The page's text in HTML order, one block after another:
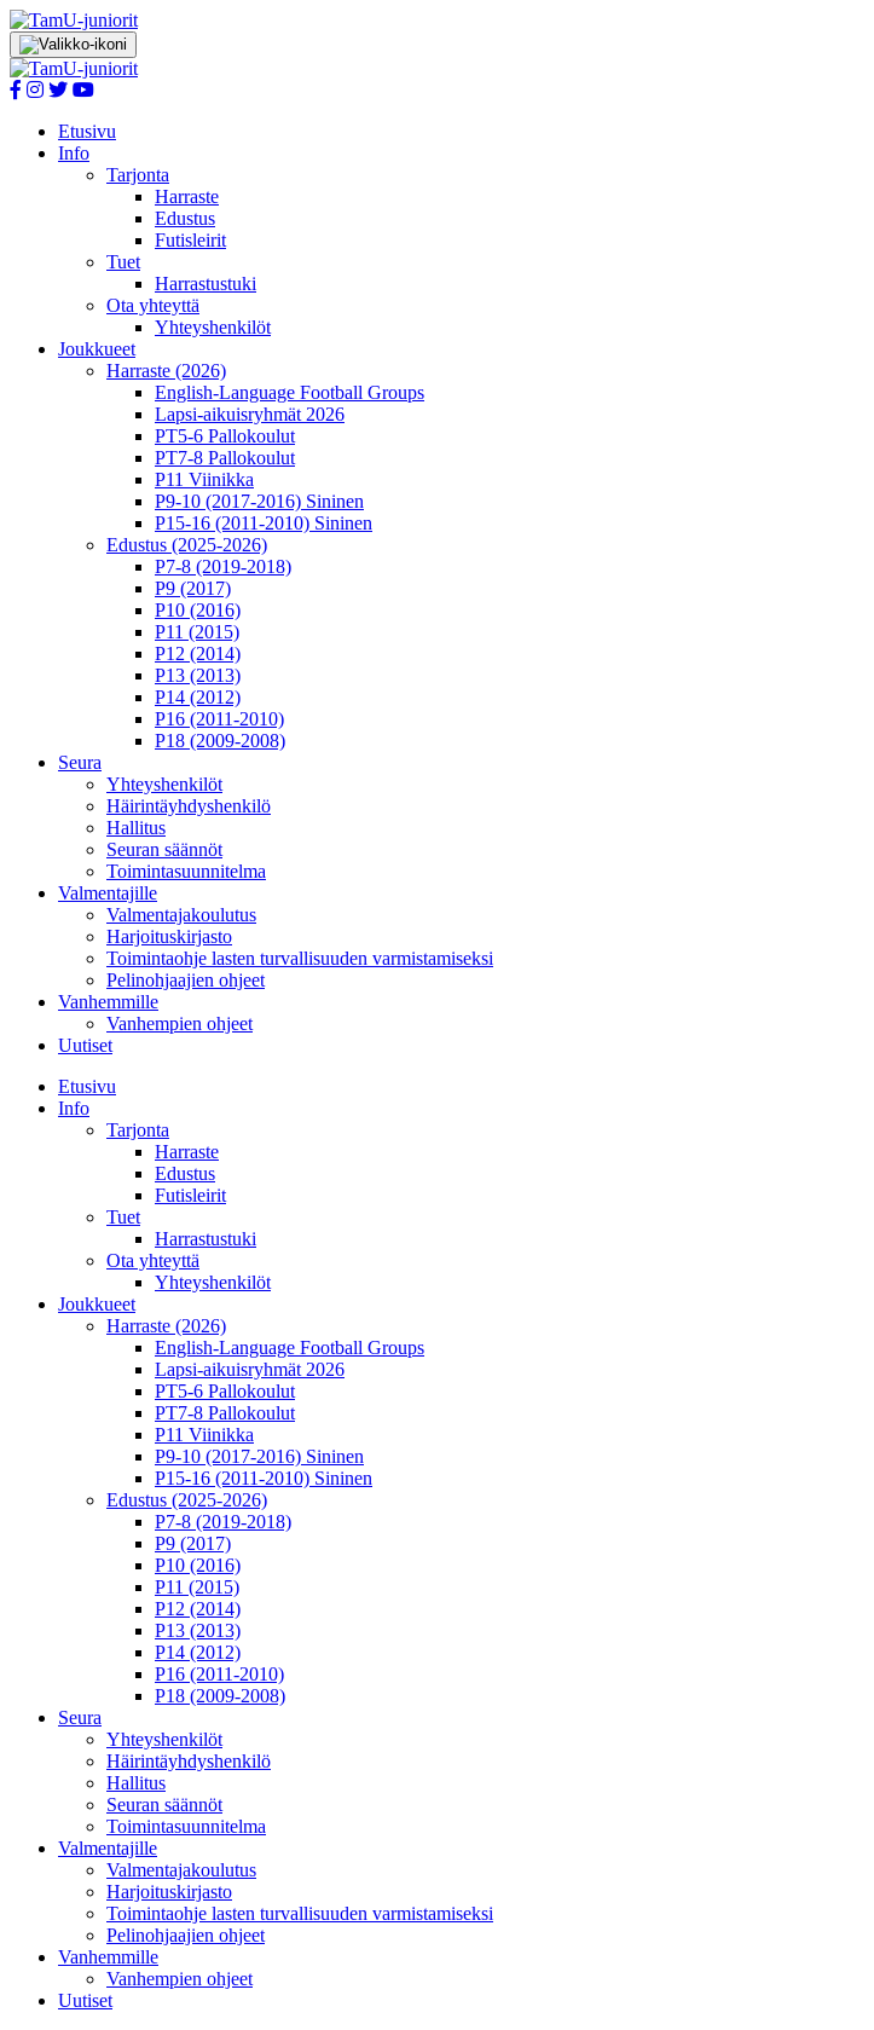
Etusivu
Info
Tarjonta
Harraste
Edustus
Futisleirit
Tuet
Harrastustuki
Ota yhteyttä
Yhteyshenkilöt
Joukkueet
Harraste (2026)
English‑Language Football Groups
Lapsi-aikuisryhmät 2026
PT5-6 Pallokoulut
PT7-8 Pallokoulut
P11 Viinikka
P9-10 (2017-2016) Sininen
P15-16 (2011-2010) Sininen
Edustus (2025-2026)
P7-8 (2019-2018)
P9 (2017)
P10 (2016)
P11 (2015)
P12 (2014)
P13 (2013)
P14 (2012)
P16 (2011-2010)
P18 (2009-2008)
Seura
Yhteyshenkilöt
Häirintä­yhdyshenkilö
Hallitus
Seuran säännöt
Toimintasuunnitelma
Valmentajille
Valmentajakoulutus
Harjoituskirjasto
Toimintaohje lasten turvallisuuden varmistamiseksi
Pelinohjaajien ohjeet
Vanhemmille
Vanhempien ohjeet
Uutiset
Etusivu
Info
Tarjonta
Harraste
Edustus
Futisleirit
Tuet
Harrastustuki
Ota yhteyttä
Yhteyshenkilöt
Joukkueet
Harraste (2026)
English‑Language Football Groups
Lapsi-aikuisryhmät 2026
PT5-6 Pallokoulut
PT7-8 Pallokoulut
P11 Viinikka
P9-10 (2017-2016) Sininen
P15-16 (2011-2010) Sininen
Edustus (2025-2026)
P7-8 (2019-2018)
P9 (2017)
P10 (2016)
P11 (2015)
P12 (2014)
P13 (2013)
P14 (2012)
P16 (2011-2010)
P18 (2009-2008)
Seura
Yhteyshenkilöt
Häirintä­yhdyshenkilö
Hallitus
Seuran säännöt
Toimintasuunnitelma
Valmentajille
Valmentajakoulutus
Harjoituskirjasto
Toimintaohje lasten turvallisuuden varmistamiseksi
Pelinohjaajien ohjeet
Vanhemmille
Vanhempien ohjeet
Uutiset